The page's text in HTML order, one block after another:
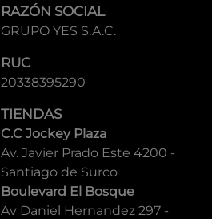
RAZÓN SOCIAL
GRUPO YES S.A.C.
RUC
20338395290
TIENDAS
C.C Jockey Plaza
Av. Javier Prado Este 4200 -
Santiago de Surco
Boulevard El Bosque
Av Daniel Hernandez 297 -